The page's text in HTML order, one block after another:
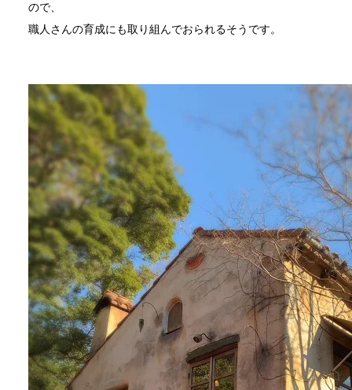
ので、
職人さんの育成にも取り組んでおられるそうです。